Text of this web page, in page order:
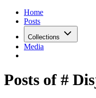
Home
Posts
Collections
Media
Posts of #